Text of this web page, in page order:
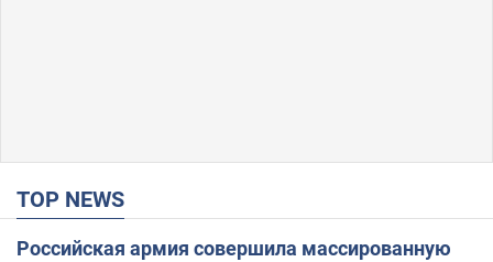
TOP NEWS
Российская армия совершила массированную